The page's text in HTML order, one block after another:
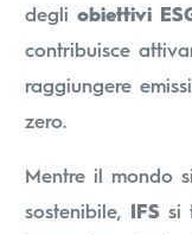
degliobiettivi
contribuisce
raggiungere
zero.
Mentre il mondo
sostenibile,
IFS si